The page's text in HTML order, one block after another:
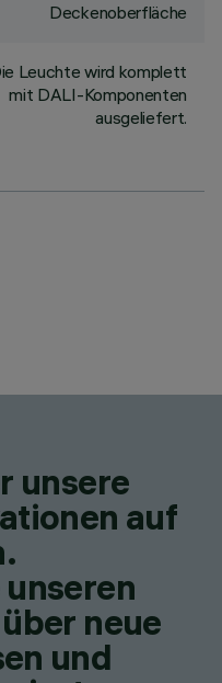
Deckenoberfläche
Leuchte wird komplett
mit DALI-Komponenten
ausgeliefert.
unsere
auf
neue
und